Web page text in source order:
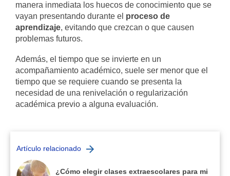
manera inmediata los huecos de conocimiento que se
vayan presentando durante el proceso de
aprendizaje, evitando que crezcan o que causen
problemas futuros.
Además, el tiempo que se invierte en un
acompañamiento académico, suele ser menor que el
tiempo que se requiere cuando se presenta la
necesidad de una renivelación o regularización
académica previo a alguna evaluación.
Artículo relacionado
¿Cómo elegir clases extraescolares para mi